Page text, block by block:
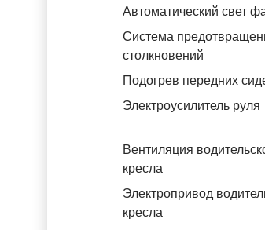
Автоматический свет
Система
столкновений
Подогрев передних
Электроусилитель руля
Вентиляция
кресла
Электропривод
кресла